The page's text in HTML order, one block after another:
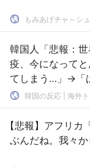
もみあげチャ～シ
韓国人「悲報：
疫、今になって
てしまう…」→「
反応韓国の反応 | 海外
【悲報】アフリ
ぶんだね。我々か